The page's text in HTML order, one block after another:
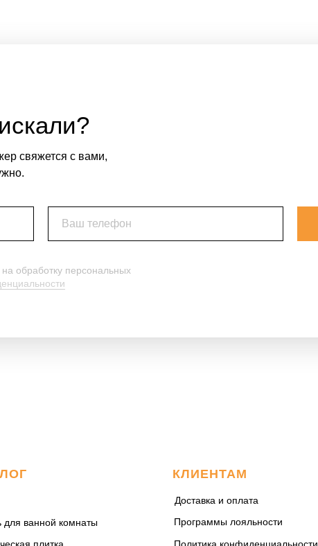
Ваш телефон
свяжется с вами,
обработку персональных
КЛИЕНТАМ
для ванной комнаты
Доставка и оплата
Программы лояльности
Политика конфиденциальности
плитка